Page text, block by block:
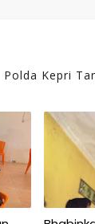
Polda Kepri